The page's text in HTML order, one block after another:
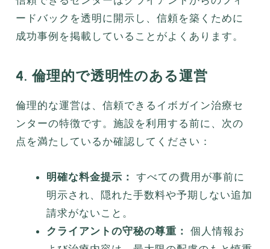
ードバックを透明に開示し、信頼を築くために
成功事例を掲載していることがよくあります。
4. 倫理的で透明性のある運営
倫理的な運営は、信頼できるイボガイン治療セ
ンターの特徴です。施設を利用する前に、次の
点を満たしているか確認してください：
明確な料金提示： すべての費用が事前に
明示され、隠れた手数料や予期しない追加
請求がないこと。
クライアントの守秘の尊重： 個人情報お